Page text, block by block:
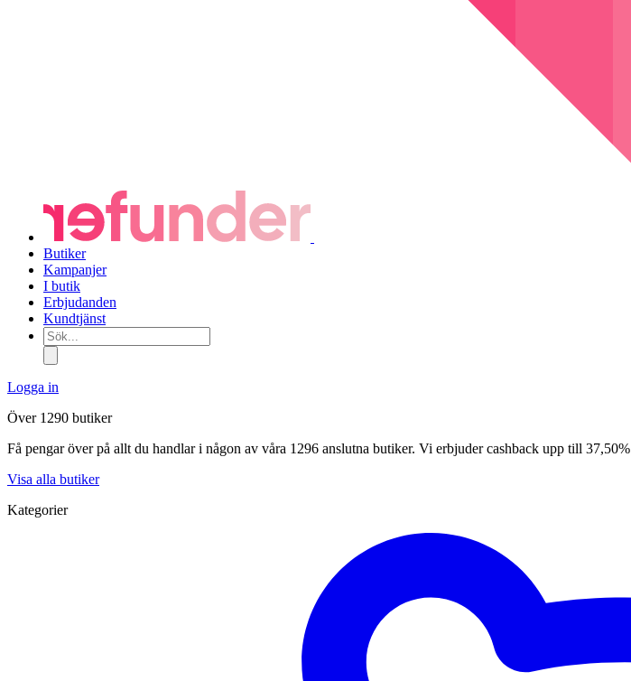
Butiker
Kampanjer
I butik
Erbjudanden
Kundtjänst
Sök...
Logga in
Över 1290 butiker
Få pengar över på allt du handlar i någon av våra 1296 anslutna butiker. Vi erbjuder cashback upp till 37,50%
Visa alla butiker
Kategorier